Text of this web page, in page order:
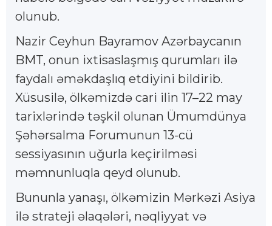
olunub.
Nazir Ceyhun Bayramov Azərbaycanın
BMT, onun ixtisaslaşmış qurumları ilə
faydalı əməkdaşlıq etdiyini bildirib.
Xüsusilə, ölkəmizdə cari ilin 17–22 may
tarixlərində təşkil olunan Ümumdünya
Şəhərsalma Forumunun 13-cü
sessiyasının uğurla keçirilməsi
məmnunluqla qeyd olunub.
Bununla yanaşı, ölkəmizin Mərkəzi Asiya
ilə strateji əlaqələri, nəqliyyat və